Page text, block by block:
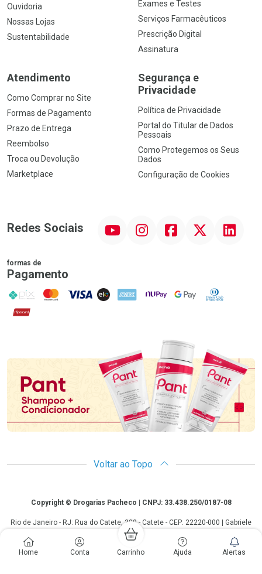
Home Conta Carrinho Ajuda Alertas
Nossas Lojas
Sustentabilidade
Serviços Farmacêuticos
Prescrição Digital
Assinatura
Formas de Pagamento
Prazo de Entrega
Reembolso
Troca ou Devolução
Marketplace
Privacidade
Portal do Titular de Dados
Pessoais
Como Protegemos os Seus
Dados
Configuração de Cookies
Pagamento
PIX MasterCard
VISA
Hipercard
Giovanelli - CRF 28127 | 24 horas| Autorização de funcionamento: Processo:
25351.493074/2012-10 Autorização/MS: 7.25279.0 | As informações
contidas neste site, como promoções e ofertas de remédios e
medicamentos, não devem ser usadas para automedicação e não